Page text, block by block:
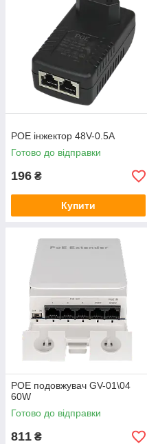
POE інжектор 48V-0.5A
Готово до відправки
196 ₴
Купити
POE подовжувач GV-01\04
60W
Готово до відправки
811 ₴